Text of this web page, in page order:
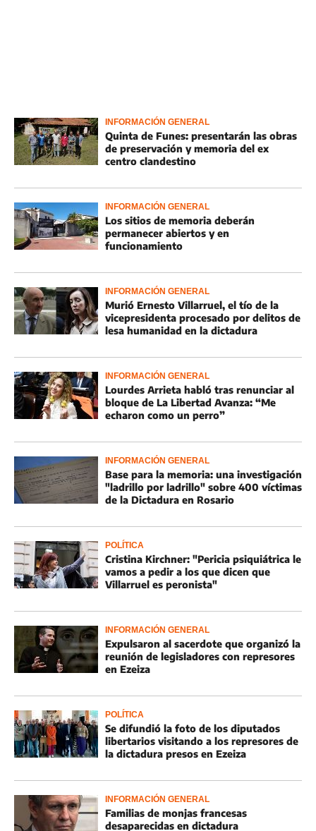
INFORMACIÓN GENERAL
Quinta de Funes: presentarán las obras
de preservación y memoria del ex
centro clandestino
INFORMACIÓN GENERAL
Los sitios de memoria deberán
permanecer abiertos y en
funcionamiento
INFORMACIÓN GENERAL
Murió Ernesto Villarruel, el tío de la
vicepresidenta procesado por delitos de
lesa humanidad en la dictadura
INFORMACIÓN GENERAL
Lourdes Arrieta habló tras renunciar al
bloque de La Libertad Avanza: “Me
echaron como un perro”
INFORMACIÓN GENERAL
Base para la memoria: una investigación
"ladrillo por ladrillo" sobre 400 víctimas
de la Dictadura en Rosario
POLÍTICA
Cristina Kirchner: "Pericia psiquiátrica le
vamos a pedir a los que dicen que
Villarruel es peronista"
INFORMACIÓN GENERAL
Expulsaron al sacerdote que organizó la
reunión de legisladores con represores
en Ezeiza
POLÍTICA
Se difundió la foto de los diputados
libertarios visitando a los represores de
la dictadura presos en Ezeiza
INFORMACIÓN GENERAL
Familias de monjas francesas
desaparecidas en dictadura